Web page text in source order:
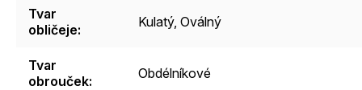
Tvar
obličeje: Kulatý, Oválný
Tvar
obrouček: Obdélníkové